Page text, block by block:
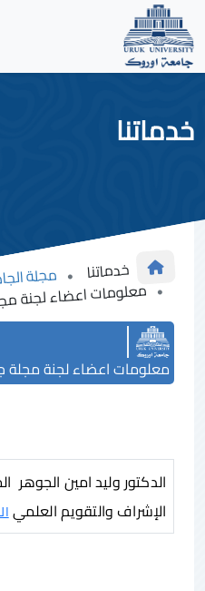
خدماتنا
خدماتنا مجلة
معلومات اعضاء لجنة
معلومات اعضاء لجنة مجلة
الدكتور وليد امين الجوهر
الإشراف والتقويم العلمي